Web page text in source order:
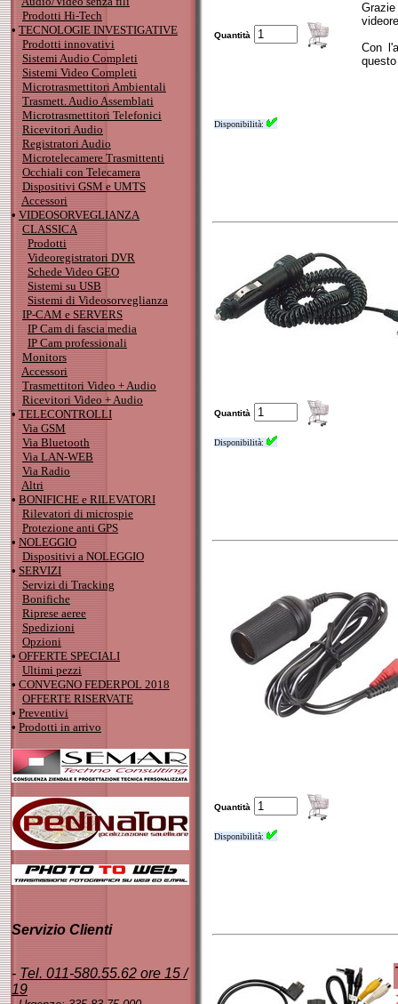
Prodotti Hi-Tech
• TECNOLOGIE INVESTIGATIVE
Prodotti innovativi
Sistemi Audio Completi
Sistemi Video Completi
Microtrasmettitori Ambientali
Trasmett. Audio Assemblati
Microtrasmettitori Telefonici
Ricevitori Audio
Registratori Audio
Microtelecamere Trasmittenti
Occhiali con Telecamera
Dispositivi GSM e UMTS
Accessori
• VIDEOSORVEGLIANZA
CLASSICA
Prodotti
Videoregistratori DVR
Schede Video GEO
Sistemi su USB
Sistemi di Videosorveglianza
IP-CAM e SERVERS
IP Cam di fascia media
IP Cam professionali
Monitors
Accessori
Trasmettitori Video + Audio
Ricevitori Video + Audio
• TELECONTROLLI
Via GSM
Via Bluetooth
Via LAN-WEB
Via Radio
Altri
• BONIFICHE e RILEVATORI
Rilevatori di microspie
Protezione anti GPS
• NOLEGGIO
Dispositivi a NOLEGGIO
• SERVIZI
Servizi di Tracking
Bonifiche
Riprese aeree
Spedizioni
Opzioni
• OFFERTE SPECIALI
Ultimi pezzi
• CONVEGNO FEDERPOL 2018
OFFERTE RISERVATE
• Preventivi
• Prodotti in arrivo
Servizio Clienti
- Tel. 011-580.55.62 ore 15 /
19
Quantità
Con
Disponibilità:
Quantità
Disponibilità:
Quantità
Disponibilità: